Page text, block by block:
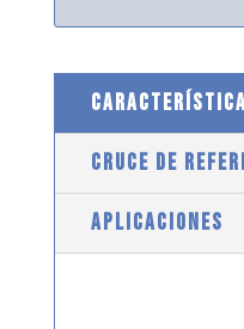
CRUCE DE
APLICACIONES